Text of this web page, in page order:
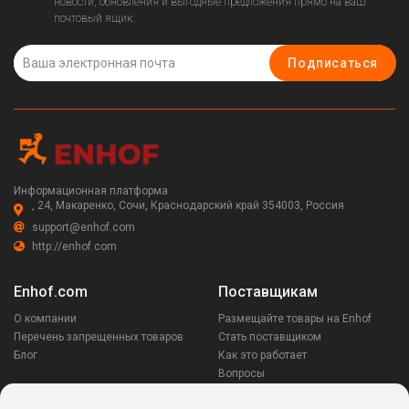
почтовый ящик.
Подписаться
Информационная платформа
, 24, Макаренко, Сочи, Краснодарский край 354003, Россия
support@enhof.com
http://enhof.com
Enhof.com
О компании
Перечень запрещенных товаров
Блог
Поставщикам
Размещайте товары на Enhof
Стать поставщиком
Как это работает
Вопросы